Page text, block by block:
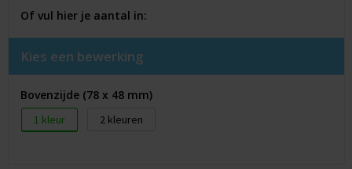
Of vul hier je aantal in:
Kies een bewerking
Bovenzijde (78 x 48 mm)
1 2